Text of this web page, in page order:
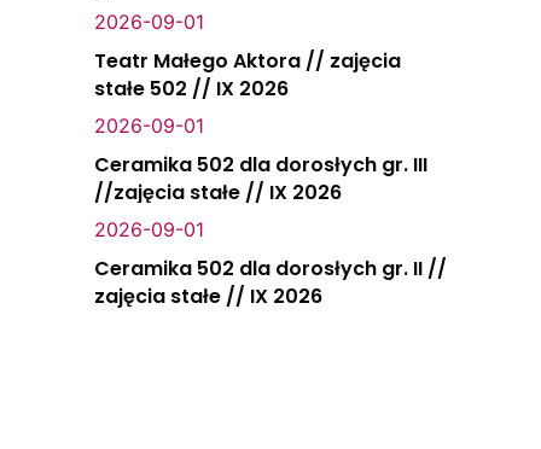
2026-09-01
Teatr Małego Aktora // zajęcia
stałe 502 // IX 2026
2026-09-01
Ceramika 502 dla dorosłych gr. III
//zajęcia stałe // IX 2026
2026-09-01
Ceramika 502 dla dorosłych gr. II //
zajęcia stałe // IX 2026